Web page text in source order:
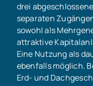
drei
separaten
sowohl als
attraktive
Eine Nutzung als
ebenfalls möglich.
Erd- und